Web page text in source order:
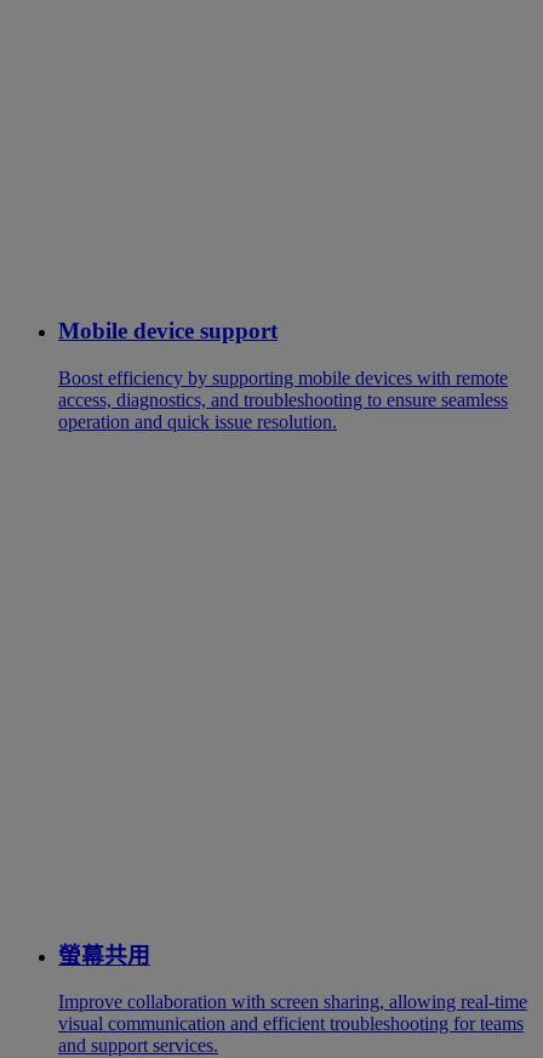
Mobile device support
Boost efficiency by supporting mobile devices with remote
access, diagnostics, and troubleshooting to ensure seamless
operation and quick issue resolution.
螢幕共用
Improve collaboration with screen sharing, allowing real-time
visual communication and efficient troubleshooting for teams
and support services.